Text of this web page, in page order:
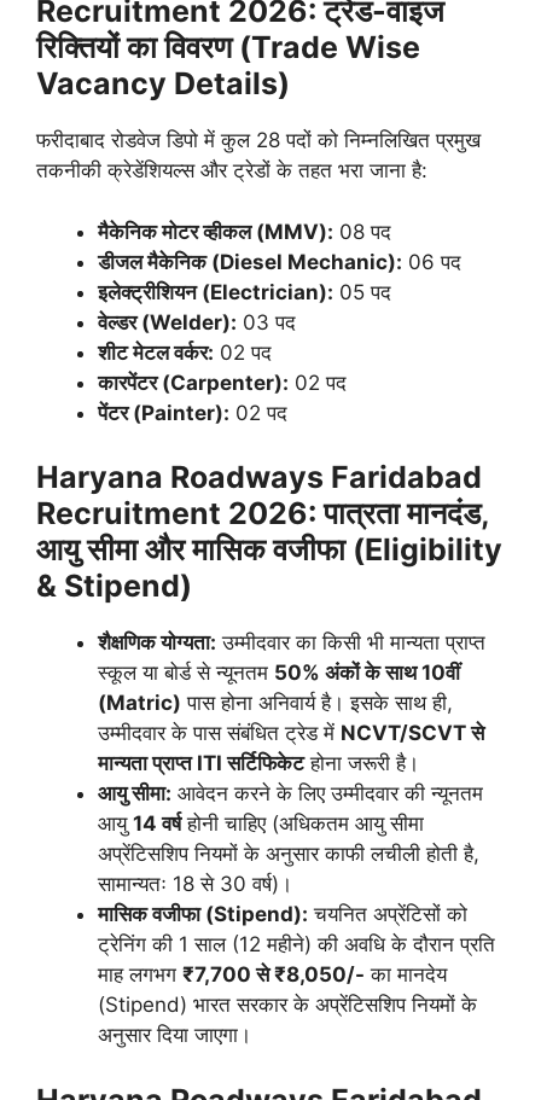
Recruitment 2026:ट्रेड-वाइज
रिक्तियों का विवरण (Trade Wise
Vacancy Details)
फरीदाबाद रोडवेज डिपो में कुल 28 पदों को निम्नलिखित प्रमुख
तकनीकी क्रेडेंशियल्स और ट्रेडों के तहत भरा जाना है:
मैकेनिक मोटर व्हीकल (MMV): 08 पद
डीजल मैकेनिक (Diesel Mechanic): 06 पद
इलेक्ट्रीशियन (Electrician): 05 पद
वेल्डर (Welder): 03 पद
शीट मेटल वर्कर: 02 पद
कारपेंटर (Carpenter): 02 पद
पेंटर (Painter): 02 पद
Haryana Roadways Faridabad
Recruitment 2026:पात्रता मानदंड,
आयु सीमा और मासिक वजीफा (Eligibility
& Stipend)
शैक्षणिक योग्यता: उम्मीदवार का किसी भी मान्यता प्राप्त
स्कूल या बोर्ड से न्यूनतम 50% अंकों के साथ 10वीं
(Matric) पास होना अनिवार्य है। इसके साथ ही,
उम्मीदवार के पास संबंधित ट्रेड में NCVT/SCVT से
मान्यता प्राप्त ITI सर्टिफिकेटहोना जरूरी है।
आयु सीमा: आवेदन करने के लिए उम्मीदवार की न्यूनतम
आयु 14 वर्षहोनी चाहिए (अधिकतम आयु सीमा
अप्रेंटिसशिप नियमों के अनुसार काफी लचीली होती है,
सामान्यतः 18 से 30 वर्ष)।
मासिक वजीफा (Stipend): चयनित अप्रेंटिसों को
ट्रेनिंग की 1 साल (12 महीने) की अवधि के दौरान प्रति
माह लगभग ₹7,700 से ₹8,050/- का मानदेय
(Stipend) भारत सरकार के अप्रेंटिसशिप नियमों के
अनुसार दिया जाएगा।